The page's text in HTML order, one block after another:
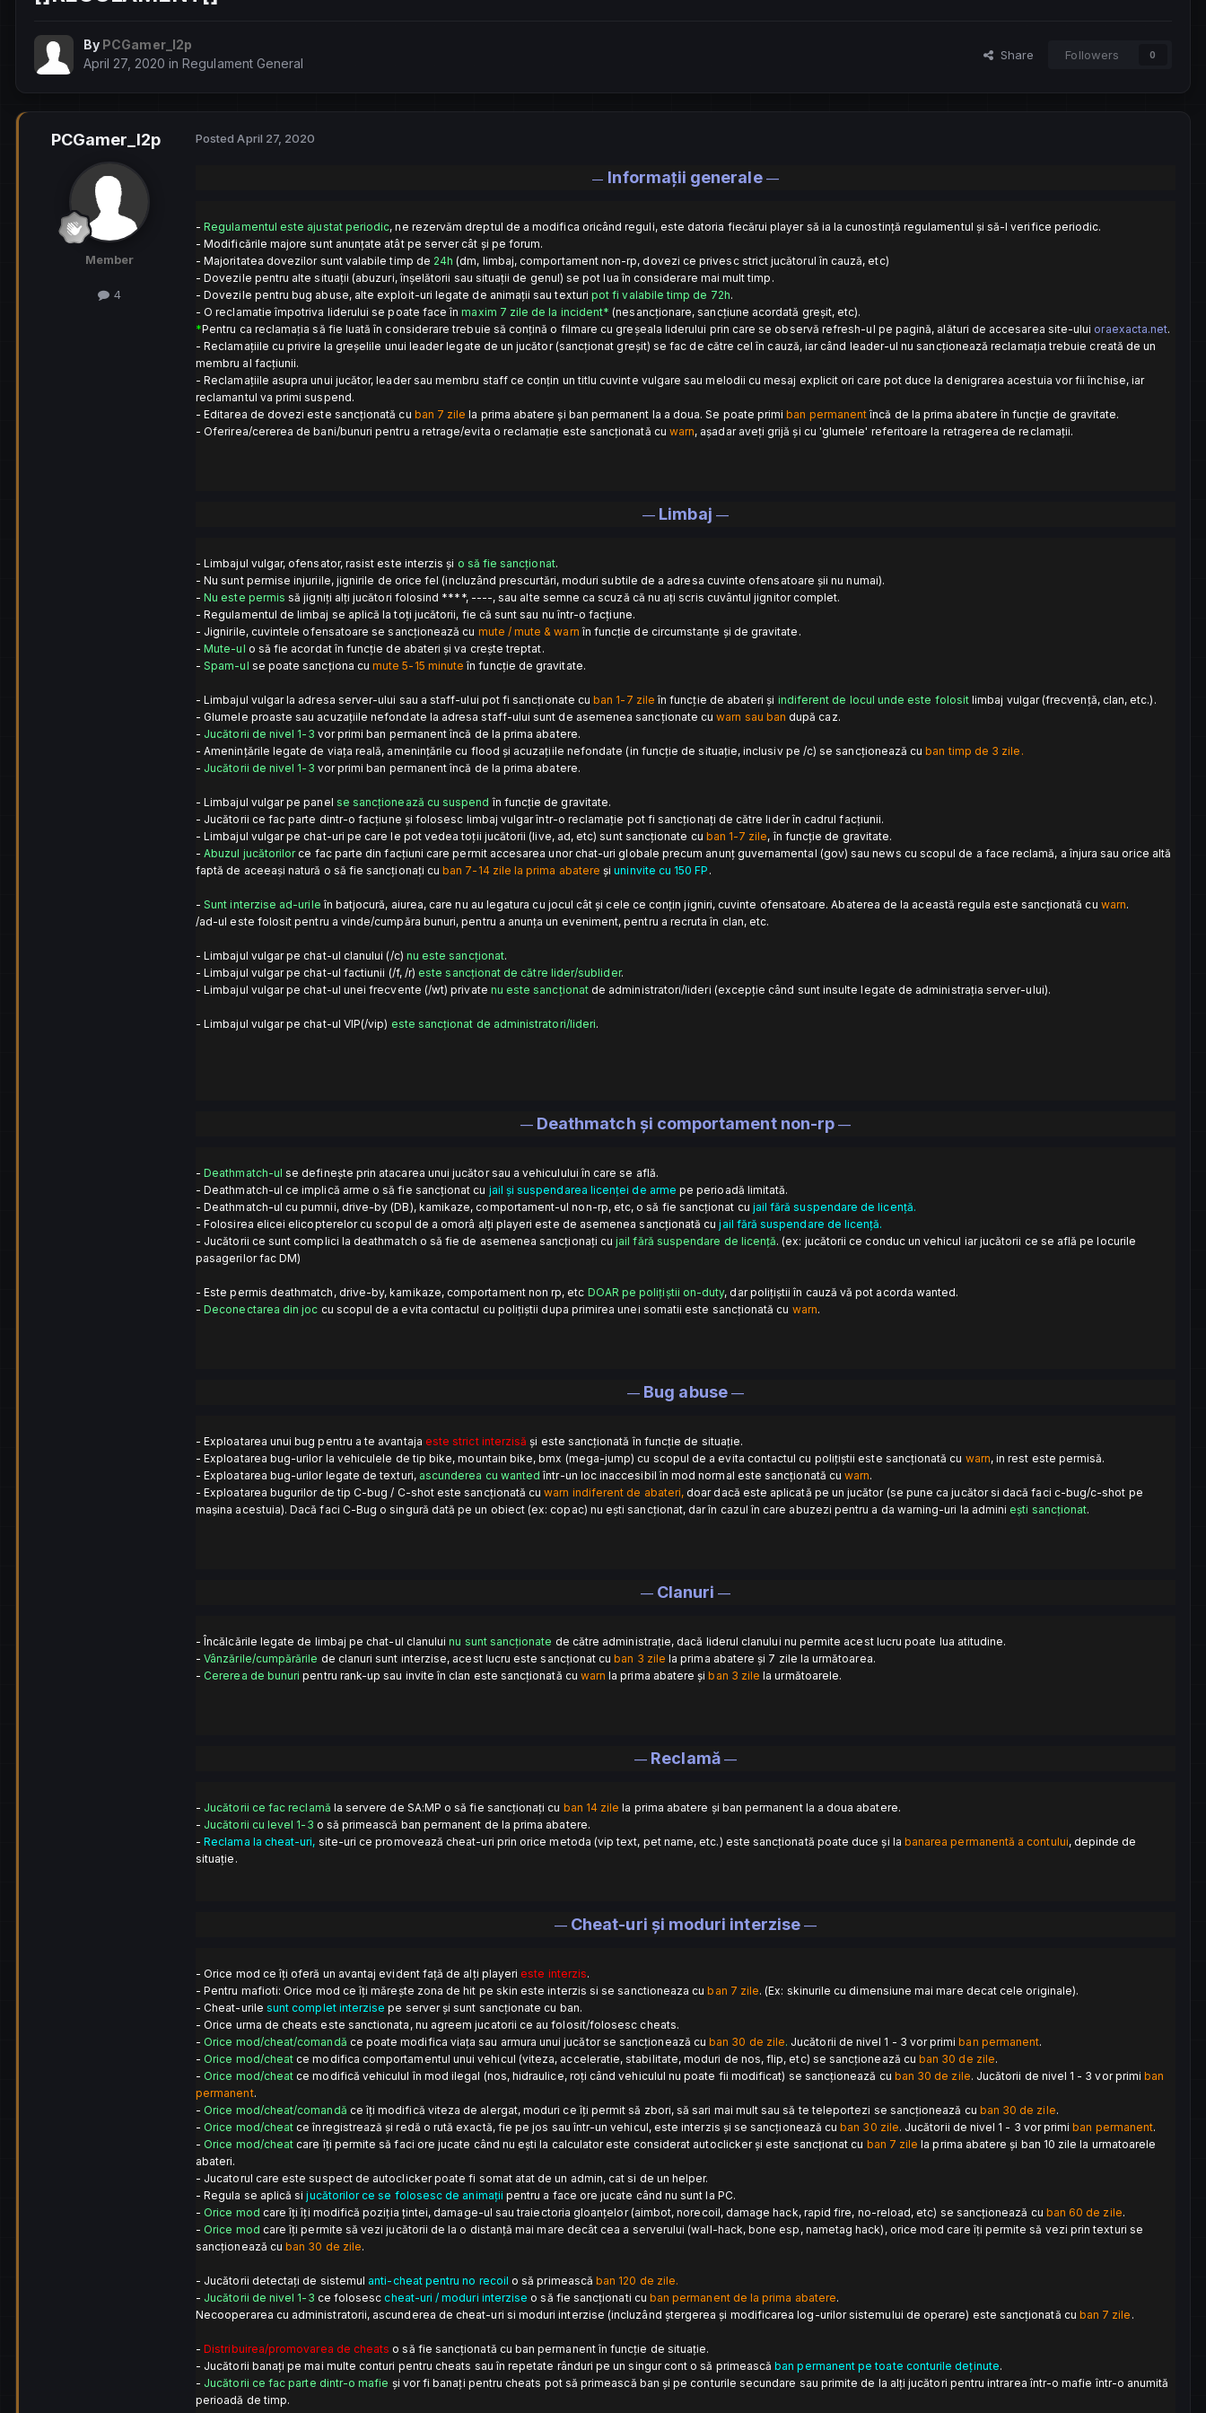
By PCGamer_l2p
April 27, 2020 inRegulament General
Share Followers 0
PCGamer_l2p
Member
4
PostedApril 27, 2020
— Informații generale —
-Regulamentul este ajustat periodic, ne rezervăm dreptul de a modifica oricând reguli, este datoria fiecărui player să ia la cunostință regulamentul și să-l verifice periodic.
- Modificările majore sunt anunțate atât pe server cât și pe forum.
- Majoritatea dovezilor sunt valabile timp de 24h (dm, limbaj, comportament non-rp, dovezi ce privesc strict jucătorul în cauză, etc)
- Dovezile pentru alte situații (abuzuri, înșelătorii sau situații de genul) se pot lua în considerare mai mult timp.
- Dovezile pentru bug abuse, alte exploit-uri legate de animații sau texturipot fi valabile timp de 72h.
- O reclamatie împotriva liderului se poate face înmaxim 7 zile de la incident* (nesancționare, sancțiune acordată greșit, etc).
*Pentru ca reclamația să fie luată în considerare trebuie să conțină o filmare cu greșeala liderului prin care se observă refresh-ul pe pagină, alături de accesarea site-ului oraexacta.net.
- Reclamațiile cu privire la greșelile unui leader legate de un jucător (sancționat greșit) se fac de către cel în cauză, iar când leader-ul nu sancționează reclamația trebuie creată de un
membru al facțiunii.
- Reclamațiile asupra unui jucător, leader sau membru staff ce conțin un titlu cuvinte vulgare sau melodii cu mesaj explicit ori care pot duce la denigrarea acestuia vor fii închise, iar
reclamantul va primi suspend.
- Editarea de dovezi este sancționată cu ban 7 zile la prima abatere și ban permanent la a doua. Se poate primiban permanentîncă de la prima abatere în funcție de gravitate.
- Oferirea/cererea de bani/bunuri pentru a retrage/evita o reclamație este sancționată cu warn, așadar aveți grijă și cu 'glumele' referitoare la retragerea de reclamații.
— Limbaj —
- Limbajul vulgar, ofensator, rasist este interzis și o să fie sancționat.
- Nu sunt permise injuriile, jignirile de orice fel (incluzând prescurtări, moduri subtile de a adresa cuvinte ofensatoare șii nu numai).
-Nu este permis să jigniți alți jucători folosind ****, ----, sau alte semne ca scuză că nu ați scris cuvântul jignitor complet.
- Regulamentul de limbaj se aplică la toți jucătorii, fie că sunt sau nu într-o facțiune.
- Jignirile, cuvintele ofensatoare se sancționează cu mute / mute & warn în funcție de circumstanțe și de gravitate.
-Mute-ul o să fie acordat în funcție de abateri și va crește treptat.
-Spam-ul se poate sancționa cumute 5-15 minuteîn funcție de gravitate.
- Limbajul vulgar la adresa server-ului sau a staff-ului pot fi sancționate cuban 1-7 zileîn funcție de abateri și indiferent de locul unde este folosit limbaj vulgar (frecvență, clan, etc.).
- Glumele proaste sau acuzațiile nefondate la adresa staff-ului sunt de asemenea sancționate cuwarn sau ban după caz.
- Jucătorii de nivel 1-3 vor primi ban permanent încă de la prima abatere.
- Amenințările legate de viața reală, amenințările cu flood și acuzațiile nefondate (in funcție de situație, inclusiv pe /c) se sancționează cu ban timp de 3 zile.
- Jucătorii de nivel 1-3 vor primi ban permanent încă de la prima abatere.
- Limbajul vulgar pe panel se sancționează cu suspend în funcție de gravitate.
- Jucătorii ce fac parte dintr-o facțiune și folosesc limbaj vulgar într-o reclamație pot fi sancționați de către lider în cadrul facțiunii.
- Limbajul vulgar pe chat-uri pe care le pot vedea toții jucătorii (live, ad, etc) sunt sancționate cu ban 1-7 zile, în funcție de gravitate.
-Abuzul jucătorilorce fac parte din facțiuni care permit accesarea unor chat-uri globale precum anunț guvernamental (gov) sau news cu scopul de a face reclamă, a înjura sau orice altă
faptă de aceeași natură o să fie sancționați cuban 7-14 zile la prima abatere șiuninvite cu 150 FP .
-Sunt interzise ad-urile în batjocură, aiurea, care nu au legatura cu jocul cât și cele ce conțin jigniri, cuvinte ofensatoare. Abaterea de la această regula este sancționată cu warn.
/ad-ul este folosit pentru a vinde/cumpăra bunuri, pentru a anunța un eveniment, pentru a recruta în clan, etc.
- Limbajul vulgar pe chat-ul clanului (/c) nu este sancționat.
- Limbajul vulgar pe chat-ul factiunii (/f, /r) este sancționat de către lider/sublider.
- Limbajul vulgar pe chat-ul unei frecvente (/wt) private nu este sancționatde administratori/lideri (excepție când sunt insulte legate de administrația server-ului).
- Limbajul vulgar pe chat-ul VIP(/vip) este sancționat de administratori/lideri.
—Deathmatch și comportament non-rp—
-Deathmatch-ul se definește prin atacarea unui jucător sau a vehiculului în care se află.
- Deathmatch-ul ce implică arme o să fie sancționat cu jail și suspendarea licenței de arme pe perioadă limitată.
- Deathmatch-ul cu pumnii, drive-by (DB), kamikaze, comportament-ul non-rp, etc, o să fie sancționat cu jail fără suspendare de licență.
- Folosirea elicei elicopterelor cu scopul de a omorâ alți playeri este de asemenea sancționată cujail fără suspendare de licență.
- Jucătorii ce sunt complici la deathmatch o să fie de asemenea sancționați cujail fără suspendare de licență. (ex: jucătorii ce conduc un vehicul iar jucătorii ce se află pe locurile
pasagerilor fac DM)
- Este permis deathmatch, drive-by, kamikaze, comportament non rp, etc DOAR pe polițiștii on-duty, dar polițiștii în cauză vă pot acorda wanted.
-Deconectarea din joc cu scopul de a evita contactul cu polițiștii dupa primirea unei somatii este sancționată cu warn.
— Bug abuse —
- Exploatarea unui bug pentru a te avantaja este strict interzisă și este sancționată în funcție de situație.
- Exploatarea bug-urilor la vehiculele de tip bike, mountain bike, bmx (mega-jump) cu scopul de a evita contactul cu polițiștii este sancționată cu warn, in rest este permisă.
- Exploatarea bug-urilor legate de texturi, ascunderea cu wanted într-un loc inaccesibil în mod normal este sancționată cuwarn.
- Exploatarea bugurilor de tip C-bug / C-shot este sancționată cuwarn indiferent de abateri, doar dacă este aplicată pe un jucător (se pune ca jucător si dacă faci c-bug/c-shot pe
mașina acestuia). Dacă faci C-Bug o singură dată pe un obiect (ex: copac) nu ești sancționat, dar în cazul în care abuzezi pentru a da warning-uri la admini ești sancționat.
—Clanuri—
- Încălcările legate de limbaj pe chat-ul clanuluinu sunt sancționate de către administrație, dacă liderul clanului nu permite acest lucru poate lua atitudine.
-Vânzările/cumpărările de clanuri sunt interzise, acest lucru este sancționat cu ban 3 zile la prima abatere și 7 zile la următoarea.
- Cererea de bunuri pentru rank-up sau invite în clan este sancționată cu warn la prima abatere șiban 3 zile la următoarele.
— Reclamă —
- Jucătorii ce fac reclamă la servere de SA:MP o să fie sancționați cu ban 14 zile la prima abatere și ban permanent la a doua abatere.
- Jucătorii cu level 1-3 o să primească ban permanent de la prima abatere.
-Reclama la cheat-uri, site-uri ce promovează cheat-uri prin orice metoda (vip text, pet name, etc.) este sancționată poate duce și la banarea permanentă a contului, depinde de
situație.
—Cheat-uri și moduri interzise —
- Orice mod ce îți oferă un avantaj evident față de alți playeri este interzis.
- Pentru mafioti: Orice mod ce îți mărește zona de hit pe skin este interzis si se sanctioneaza cuban 7 zile. (Ex: skinurile cu dimensiune mai mare decat cele originale).
- Cheat-urile sunt complet interzise pe server și sunt sancționate cu ban.
- Orice urma de cheats este sanctionata, nu agreem jucatorii ce au folosit/folosesc cheats.
- Orice mod/cheat/comandă ce poate modifica viața sau armura unui jucător se sancționează cu ban 30 de zile. Jucătorii de nivel 1 - 3 vor primiban permanent.
- Orice mod/cheat ce modifica comportamentul unui vehicul (viteza, acceleratie, stabilitate, moduri de nos, flip, etc) se sancționează cu ban 30 de zile.
- Orice mod/cheat ce modifică vehiculul în mod ilegal (nos, hidraulice, roți când vehiculul nu poate fii modificat) se sancționează cu ban 30 de zile. Jucătorii de nivel 1 - 3 vor primiban
permanent.
- Orice mod/cheat/comandă ce îți modifică viteza de alergat, moduri ce îți permit să zbori, să sari mai mult sau să te teleportezi se sancționează cu ban 30 de zile.
- Orice mod/cheat ce înregistrează și redă o rută exactă, fie pe jos sau într-un vehicul, este interzis și se sancționează cuban 30 zile. Jucătorii de nivel 1 - 3 vor primiban permanent.
- Orice mod/cheat care îți permite să faci ore jucate când nu ești la calculator este considerat autoclicker și este sancționat cu ban 7 zile la prima abatere și ban 10 zile la urmatoarele
abateri.
- Jucatorul care este suspect de autoclicker poate fi somat atat de un admin, cat si de un helper.
- Regula se aplică sijucătorilor ce se folosesc de animații pentru a face ore jucate când nu sunt la PC.
- Orice mod care îți îți modifică poziția țintei, damage-ul sau traiectoria gloanțelor (aimbot, norecoil, damage hack, rapid fire, no-reload, etc) se sancționează cu ban 60 de zile.
- Orice mod care îți permite să vezi jucătorii de la o distanță mai mare decât cea a serverului (wall-hack, bone esp, nametag hack), orice mod care îți permite să vezi prin texturi se
sancționează cuban 30 de zile.
- Jucătorii detectați de sistemul anti-cheat pentru no recoil o să primească ban 120 de zile.
- Jucătorii de nivel 1-3 ce folosesc cheat-uri / moduri interzise o să fie sancționati cu ban permanent de la prima abatere.
Necooperarea cu administratorii, ascunderea de cheat-uri si moduri interzise (incluzând ștergerea și modificarea log-urilor sistemului de operare) este sancționată cu ban 7 zile .
-Distribuirea/promovarea de cheats o să fie sancționată cu ban permanent în funcție de situație.
- Jucătorii banați pe mai multe conturi pentru cheats sau în repetate rânduri pe un singur cont o să primeascăban permanent pe toate conturile deținute.
- Jucătorii ce fac parte dintr-o mafie și vor fi banați pentru cheats pot să primească ban și pe conturile secundare sau primite de la alți jucători pentru intrarea într-o mafie într-o anumită
perioadă de timp.